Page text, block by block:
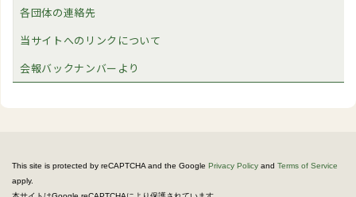
各団体の連絡先
当サイトへのリンクについて
会報バックナンバーより
This site is protected by reCAPTCHA and the Google Privacy Policy and Terms of Service
apply.